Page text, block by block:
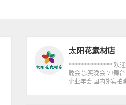
太阳花素材店
*************** 欢
晚会 颁奖晚会 VJ舞
企业年会 国内外实拍